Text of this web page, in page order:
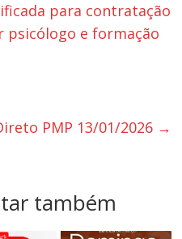
para contratação
e formação
PMP 13/01/2026 →
também